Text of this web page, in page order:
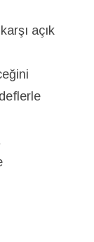
açık